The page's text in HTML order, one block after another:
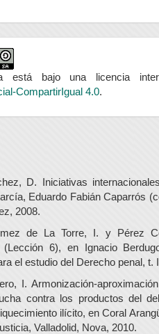
está bajo una licencia
CompartirIgual 4.0.
D. Iniciativas
Eduardo Fabián Caparrós
2008.
de La Torre, I. y Pérez
(Lección 6), en Ignacio
el estudio del Derecho penal, t.
I. Armonización-
contra los productos del
ilícito, en Coral
Valladolid, Nova, 2010.